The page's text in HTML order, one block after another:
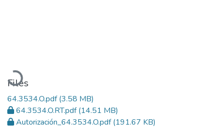
Loading...
Files
64.3534.O.pdf(3.58 MB)
64.3534.O.RT.pdf(14.51 MB)
Autorización_64.3534.O.pdf(191.67 KB)